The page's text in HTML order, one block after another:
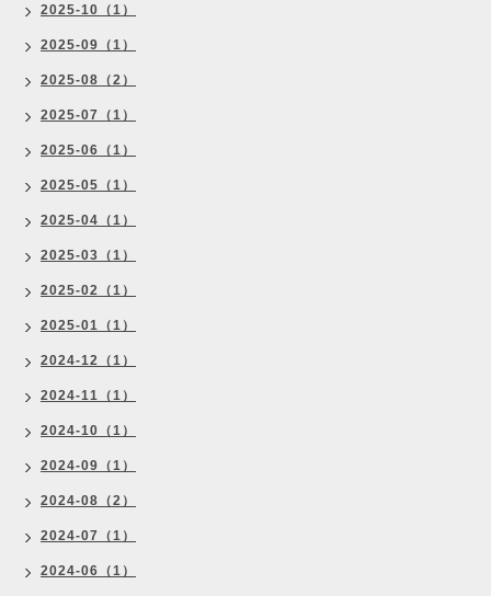
2025-10（1）
2025-09（1）
2025-08（2）
2025-07（1）
2025-06（1）
2025-05（1）
2025-04（1）
2025-03（1）
2025-02（1）
2025-01（1）
2024-12（1）
2024-11（1）
2024-10（1）
2024-09（1）
2024-08（2）
2024-07（1）
2024-06（1）